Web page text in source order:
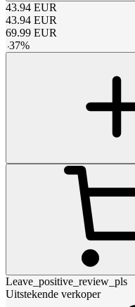
43.94 EUR
43.94 EUR
69.99 EUR
-37%
Leave_positive_review_pls
Uitstekende verkoper